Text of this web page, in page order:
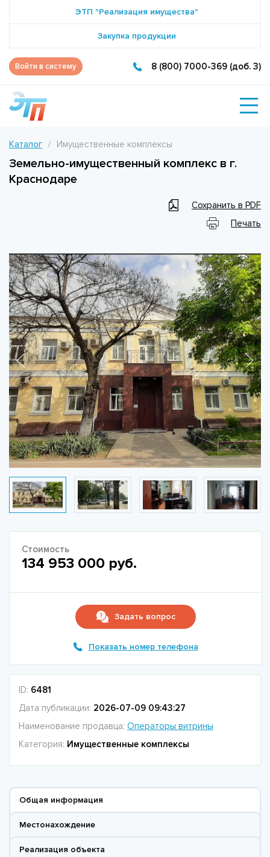
ЭТП "Реализация имущества"
Закупка продукции
Войти в систему 8 (800) 7000-369 (доб. 3)
Каталог Имущественные комплексы
Земельно-имущественный комплекс в г.
Краснодаре
Сохранить в PDF
Печать
Стоимость
134 953 000 руб.
Задать вопрос
Показать номер телефона
ID: 6481
Дата публикации: 2026-07-09 09:43:27
Наименование продавца: Операторы витрины
Категория: Имущественные комплексы
Общая информация
Местонахождение
Реализация объекта